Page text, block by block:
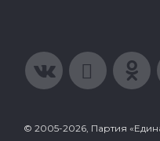
© 2005-2026, Партия